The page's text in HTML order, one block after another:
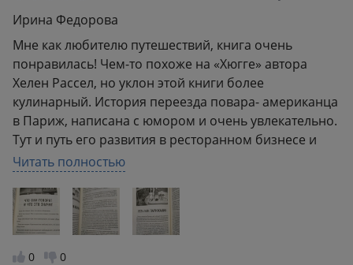
Ирина Федорова
Мне как любителю путешествий, книга очень
понравилась! Чем-то похоже на «Хюгге» автора
Хелен Рассел, но уклон этой книги более
кулинарный. История переезда повара- американца
в Париж, написана с юмором и очень увлекательно.
Тут и путь его развития в ресторанном бизнесе и
много историй о характере французов, их
привычках в быту и повседневной жизни, работе их
медицинской системы и прочее. Довольно много
рецептов, как простых так и сложных в
приготовлении, например, шоколадный мусс, кекс
или мороженое. Оформление супер! Обложка
Читать полностью
0 0